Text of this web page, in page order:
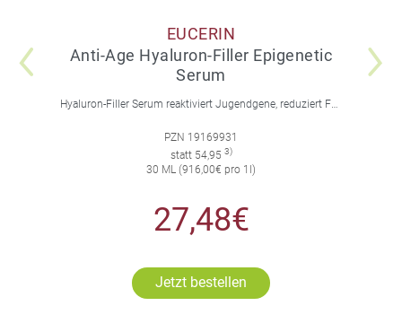
EUCERIN
Anti-Age Hyaluron-Filler Epigenetic
Serum
PZN 19169931
statt 54,95 3)
30 ML (916,00€ pro 1l)
27,48€
Jetzt bestellen